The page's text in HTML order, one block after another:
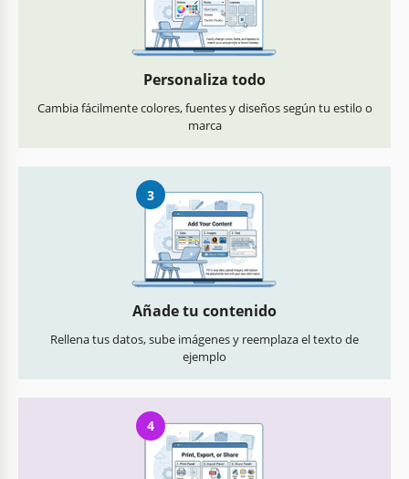
Personaliza todo
Cambia fácilmente colores, fuentes y diseños según tu estilo o
marca
3
Añade tu contenido
Rellena tus datos, sube imágenes y reemplaza el texto de
ejemplo
4